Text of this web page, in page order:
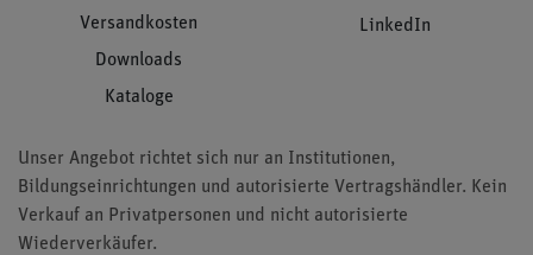
Versandkosten
Downloads
Kataloge
LinkedIn
Unser Angebot richtet sich nur an Institutionen,
Bildungseinrichtungen und autorisierte Vertragshändler. Kein
Verkauf an Privatpersonen und nicht autorisierte
Wiederverkäufer.